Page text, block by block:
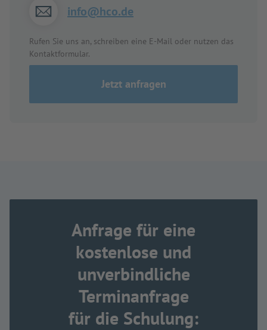
info@hco.de
Rufen Sie uns an, schreiben eine E-Mail oder nutzen das
Kontaktformular.
Jetzt anfragen
Anfrage für eine
kostenlose und
unverbindliche
Terminanfrage
für die Schulung: